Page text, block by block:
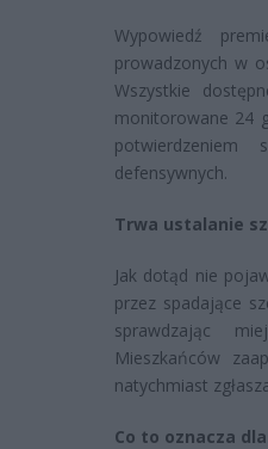
Wypowiedź
prowadzonych w
Wszystkie
monitorowane 24
potwierdzeniem
defensywnych.
Trwa ustalanie
Jak dotąd nie
przez spadające
sprawdzając
Mieszkańców
natychmiast
Co to oznacza